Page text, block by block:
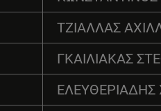
ΤΖΙΑΛΛΑΣ
ΓΚΑΙΛΙΑΚΑΣ